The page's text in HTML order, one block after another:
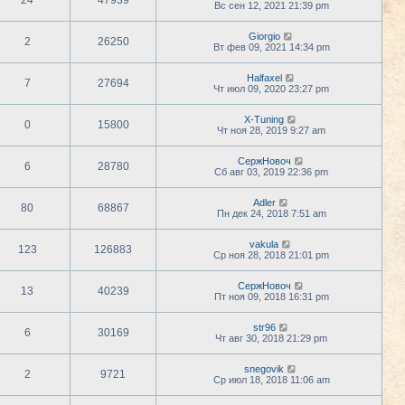
Вс сен 12, 2021 21:39 pm
2 26250
Giorgio
Вт фев 09, 2021 14:34 pm
7 27694
Halfaxel
Чт июл 09, 2020 23:27 pm
0 15800
X-Tuning
Чт ноя 28, 2019 9:27 am
6 28780
СержНовоч
Сб авг 03, 2019 22:36 pm
80 68867
Adler
Пн дек 24, 2018 7:51 am
123 126883
vakula
Ср ноя 28, 2018 21:01 pm
13 40239
СержНовоч
Пт ноя 09, 2018 16:31 pm
6 30169
str96
Чт авг 30, 2018 21:29 pm
2 9721
snegovik
Ср июл 18, 2018 11:06 am